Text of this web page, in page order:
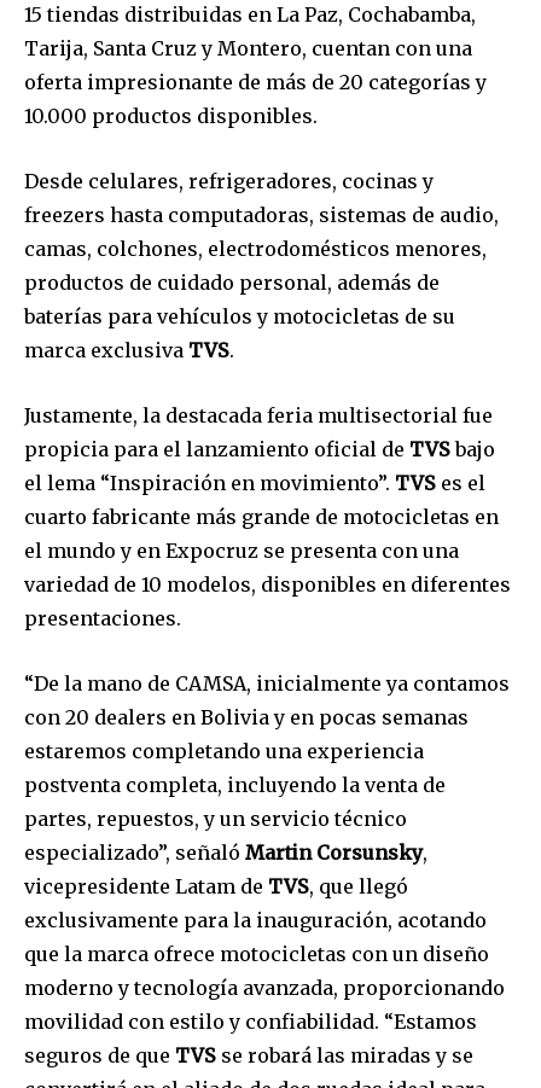
15 tiendas distribuidas en La Paz, Cochabamba,
Tarija, Santa Cruz y Montero, cuentan con una
oferta impresionante de más de 20 categorías y
10.000 productos disponibles.
Desde celulares, refrigeradores, cocinas y
freezers hasta computadoras, sistemas de audio,
camas, colchones, electrodomésticos menores,
productos de cuidado personal, además de
baterías para vehículos y motocicletas de su
marca exclusiva TVS.
Justamente, la destacada feria multisectorial fue
propicia para el lanzamiento oficial de TVSbajo
el lema “Inspiración en movimiento”. TVS es el
cuarto fabricante más grande de motocicletas en
el mundo y en Expocruz se presenta con una
variedad de 10 modelos, disponibles en diferentes
presentaciones.
“De la mano de CAMSA, inicialmente ya contamos
con 20 dealers en Bolivia y en pocas semanas
estaremos completando una experiencia
postventa completa, incluyendo la venta de
partes, repuestos, y un servicio técnico
especializado”, señaló Martin Corsunsky,
vicepresidente Latam de TVS, que llegó
exclusivamente para la inauguración, acotando
que la marca ofrece motocicletas con un diseño
moderno y tecnología avanzada, proporcionando
movilidad con estilo y confiabilidad. “Estamos
seguros de que TVS se robará las miradas y se